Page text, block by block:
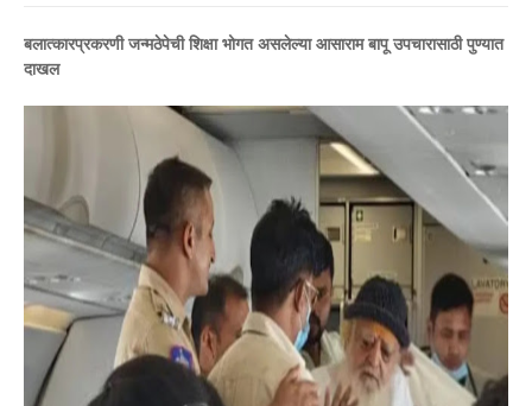
बलात्कारप्रकरणी जन्मठेपेची शिक्षा भोगत असलेल्या आसाराम बापू उपचारासाठी पुण्यात
दाखल